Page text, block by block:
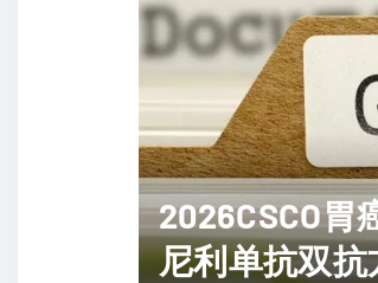
向
药
耐
药
疗
效
盘
点
O
前
沿
：
肺
癌
、
前
2026CSCO
尼利单抗双